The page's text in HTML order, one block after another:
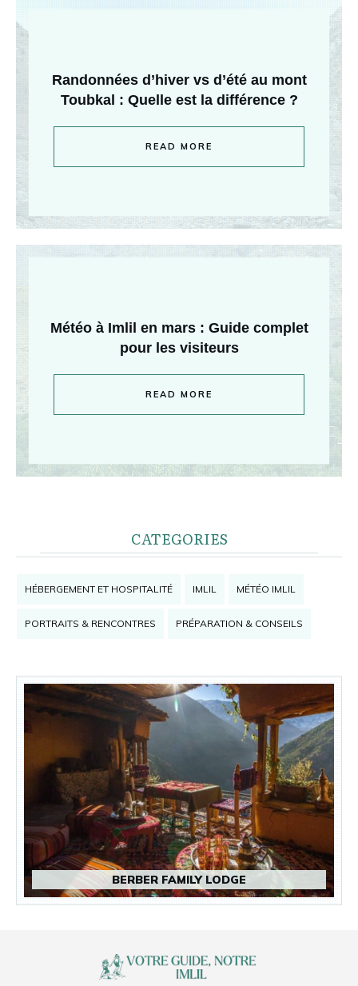
Randonnées d’hiver vs d’été au mont
Toubkal : Quelle est la différence ?
READ MORE
Météo à Imlil en mars : Guide complet
pour les visiteurs
READ MORE
CATEGORIES
HÉBERGEMENT ET HOSPITALITÉ IMLIL MÉTÉO IMLIL
PORTRAITS & RENCONTRES PRÉPARATION & CONSEILS
BERBER FAMILY LODGE